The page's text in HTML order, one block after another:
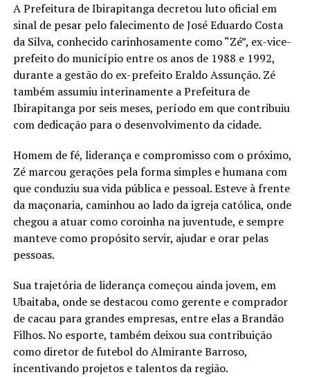
A Prefeitura de Ibirapitanga decretou luto oficial em
sinal de pesar pelo falecimento de José Eduardo Costa
da Silva, conhecido carinhosamente como “Zé”, ex-vice-
prefeito do município entre os anos de 1988 e 1992,
durante a gestão do ex-prefeito Eraldo Assunção. Zé
também assumiu interinamente a Prefeitura de
Ibirapitanga por seis meses, período em que contribuiu
com dedicação para o desenvolvimento da cidade.
Homem de fé, liderança e compromisso com o próximo,
Zé marcou gerações pela forma simples e humana com
que conduziu sua vida pública e pessoal. Esteve à frente
da maçonaria, caminhou ao lado da igreja católica, onde
chegou a atuar como coroinha na juventude, e sempre
manteve como propósito servir, ajudar e orar pelas
pessoas.
Sua trajetória de liderança começou ainda jovem, em
Ubaitaba, onde se destacou como gerente e comprador
de cacau para grandes empresas, entre elas a Brandão
Filhos. No esporte, também deixou sua contribuição
como diretor de futebol do Almirante Barroso,
incentivando projetos e talentos da região.